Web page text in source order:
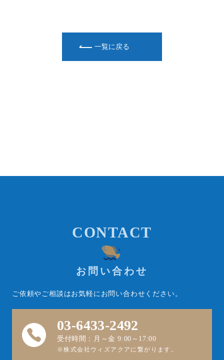
一覧に戻る
CONTACT
お問い合わせ
ご依頼やご相談はお気軽にお問い合わせください。
03-6433-2492
受付時間：月～金 9:00～17:00
※株式会社ウィズアクアに繋がります。